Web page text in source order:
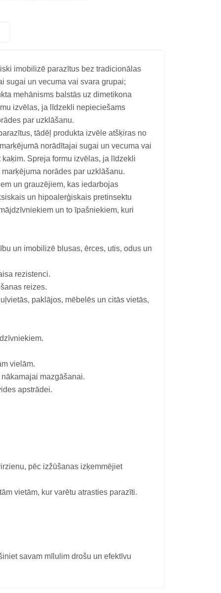
imobilizē parazītus bez tradicionālas
sugai un vecuma vai svara grupai;
mehānisms balstās uz dimetikona
izvēlas, ja līdzekli nepieciešams
par uzklāšanu.
tādēļ produkta izvēle atšķiras no
norādītajai sugai un vecuma vai
Spreja formu izvēlas, ja līdzekli
norādes par uzklāšanu.
un grauzējiem, kas iedarbojas
un hipoalerģiskais pretinsektu
un to īpašniekiem, kuri
un imobilizē blusas, ērces, utis, odus un
rezistenci.
reizes.
paklājos, mēbelēs un citās vietās,
vielām.
mazgāšanai.
apstrādei.
pēc izžūšanas izķemmējiet
vietām, kur varētu atrasties parazīti.
savam mīlulim drošu un efektīvu